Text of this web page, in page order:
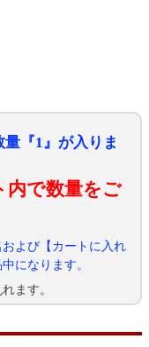
量『1』が入りま
内で数量をご
および【カートに入れ
になります。
ます。